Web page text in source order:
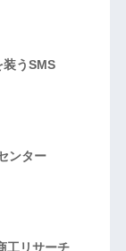
うSMS
ンター
工リサーチ